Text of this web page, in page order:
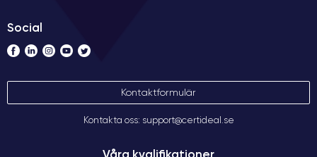
Social
Kontaktformulär
Kontakta oss: support@certideal.se
Våra kvalifikationer